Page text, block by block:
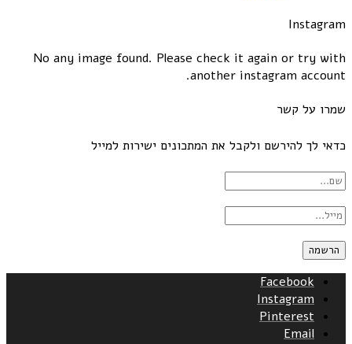
Instagram
No any image found. Please check it again or try with
another instagram account.
שמרו על קשר
כדאי לך להירשם ולקבל את המתכונים ישירות למייל
Facebook
Instagram
Pinterest
Email